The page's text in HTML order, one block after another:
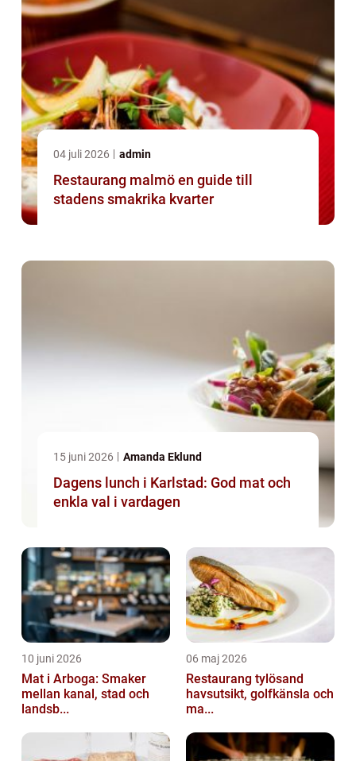
04 juli 2026 admin
Restaurang malmö en guide till
stadens smakrika kvarter
15 juni 2026 Amanda Eklund
Dagens lunch i Karlstad: God mat och
enkla val i vardagen
10 juni 2026
Mat i Arboga: Smaker
mellan kanal, stad och
landsb...
06 maj 2026
Restaurang tylösand
havsutsikt, golfkänsla och
ma...